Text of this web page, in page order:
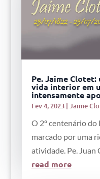
Pe. Jaime
vida interior em
intensamente
Fev 4, 2023| Jaime
O 2º centenário
marcado por uma
atividade. Pe. Juan
read more